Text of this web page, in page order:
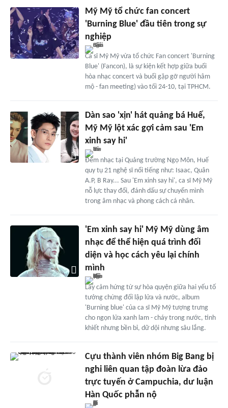
Mỹ Mỹ tổ chức fan concert
'Burning Blue' đầu tiên trong sự
nghiệp
Ca sĩ Mỹ Mỹ vừa tổ chức Fan concert 'Burning
Blue' (Fancon), là sự kiện kết hợp giữa buổi
hòa nhạc concert và buổi gặp gỡ người hâm
mộ - fan meeting) vào tối 24-10, tại TPHCM.
Dàn sao 'xịn' hát quảng bá Huế,
Mỹ Mỹ lột xác gợi cảm sau 'Em
xinh say hi'
Đêm nhạc tại Quảng trường Ngọ Môn, Huế
quy tụ 21 nghệ sĩ nổi tiếng như: Isaac, Quân
A.P, B Ray... Sau 'Em xinh say hi', ca sĩ Mỹ Mỹ
nỗ lực thay đổi, đánh dấu sự chuyển mình
trong âm nhạc và phong cách cá nhân.
'Em xinh say hi' Mỹ Mỹ dùng âm
nhạc để thể hiện quá trình đối
diện và học cách yêu lại chính
mình
Lấy cảm hứng từ sự hòa quyện giữa hai yếu tố
tưởng chừng đối lập lửa và nước, album
'Burning blue' của ca sĩ Mỹ Mỹ tượng trưng
cho ngọn lửa xanh lam - cháy trong nước, tinh
khiết nhưng bền bỉ, dữ dội nhưng sâu lắng.
Cựu thành viên nhóm Big Bang bị
nghi liên quan tập đoàn lừa đảo
trực tuyến ở Campuchia, dư luận
Hàn Quốc phẫn nộ